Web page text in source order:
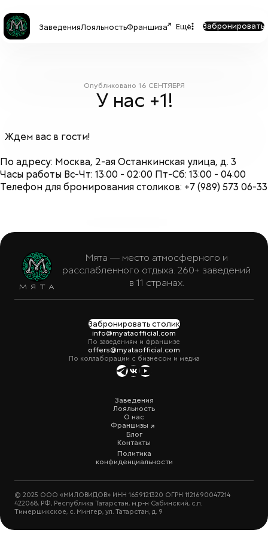
ЗаведенияЛояльностьФраншиза Ещё Забронировать
Опубликовано 16 СЕНТЯБРЯ
У нас +1!
Ждем вас в гости!
По адресу: Москва, 2-ая Останкинская улица, д. 3
Часы работы Вс-Чт: 13:00 - 02:00 Пт-Сб: 13:00 - 04:00
Телефон для бронирования столиков: +7 (989) 573 06-33
Мята — место атмосферного и
расслабленного отдыха. 260+ заведений
в 11 странах.
Забронировать столик
info@myataofficial.com
По заведениям и франшизе
offers@myataofficial.com
По коллаборации с бизнесом и медиа
Заведения
Лояльность
О нас
Франшизы
Блог
Контакты
Политика
конфиденциальности
© 2025 ООО «МИЛОВИДОВ» ИНН 1659121320 ОГРН 1121690047214
422068, РФ, Республика Татарстан, м.р-н Сабинский, с.п.
Тимершикское, с. Мингер, ул. Татарстан, д. 9